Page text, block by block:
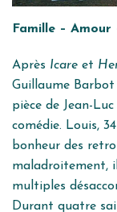
Famille –
Après Icare et
Guillaume
pièce de Jean-
comédie. Louis,
bonheur des
maladroitement,
multiples
Durant quatre